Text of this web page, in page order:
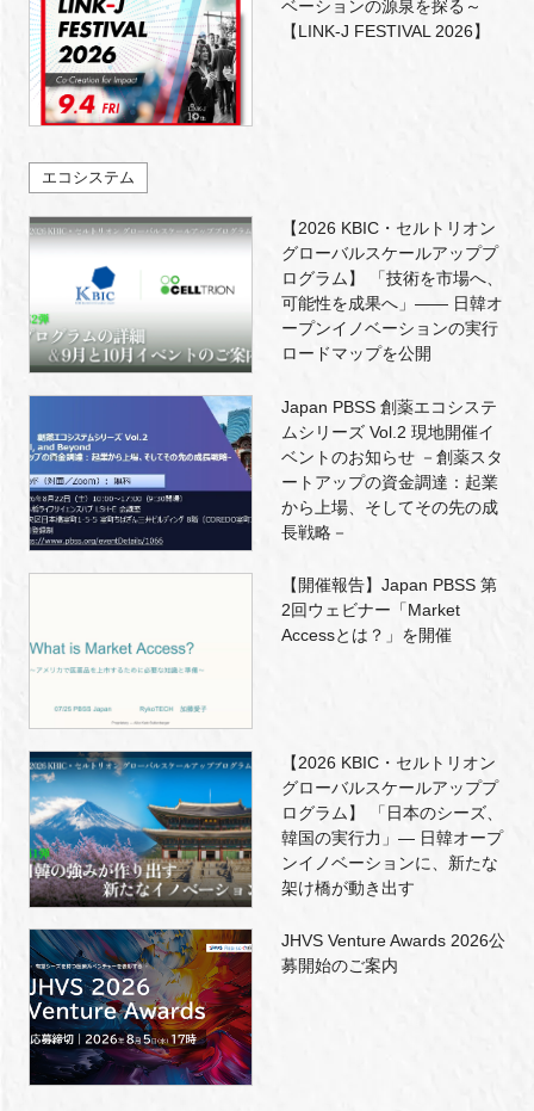
ベーションの源泉を探る～
【LINK-J FESTIVAL 2026】
エコシステム
【2026 KBIC・セルトリオン
グローバルスケールアッププ
ログラム】 「技術を市場へ、
可能性を成果へ」―― 日韓オ
ープンイノベーションの実行
ロードマップを公開
Japan PBSS 創薬エコシステ
ムシリーズ Vol.2 現地開催イ
ベントのお知らせ －創薬スタ
ートアップの資金調達：起業
から上場、そしてその先の成
長戦略－
【開催報告】Japan PBSS 第
2回ウェビナー「Market
Accessとは？」を開催
【2026 KBIC・セルトリオン
グローバルスケールアッププ
ログラム】 「日本のシーズ、
韓国の実行力」― 日韓オープ
ンイノベーションに、新たな
架け橋が動き出す
JHVS Venture Awards 2026公
募開始のご案内